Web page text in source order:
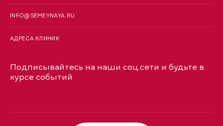
INFO@SEMEYNAYA.RU
АДРЕСА КЛИНИК
Подписывайтесь на наши соц.сети и будьте в
курсе событий